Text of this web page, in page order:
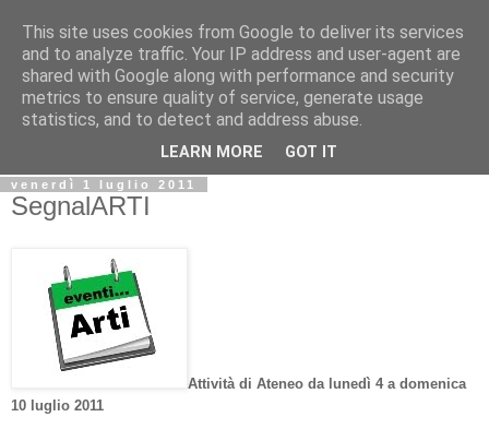
Biblio@rti in
Il Blog della Biblioteca di Area delle arti per condividere
informazioni iniziative incontri
venerdì 1 luglio 2011
SegnalARTI
Attività di Ateneo da lunedì 4 a domenica
10 luglio 2011
This site uses cookies from Google to deliver its services
and to analyze traffic. Your IP address and user-agent are
shared with Google along with performance and security
metrics to ensure quality of service, generate usage
statistics, and to detect and address abuse.
LEARN MORE GOT IT